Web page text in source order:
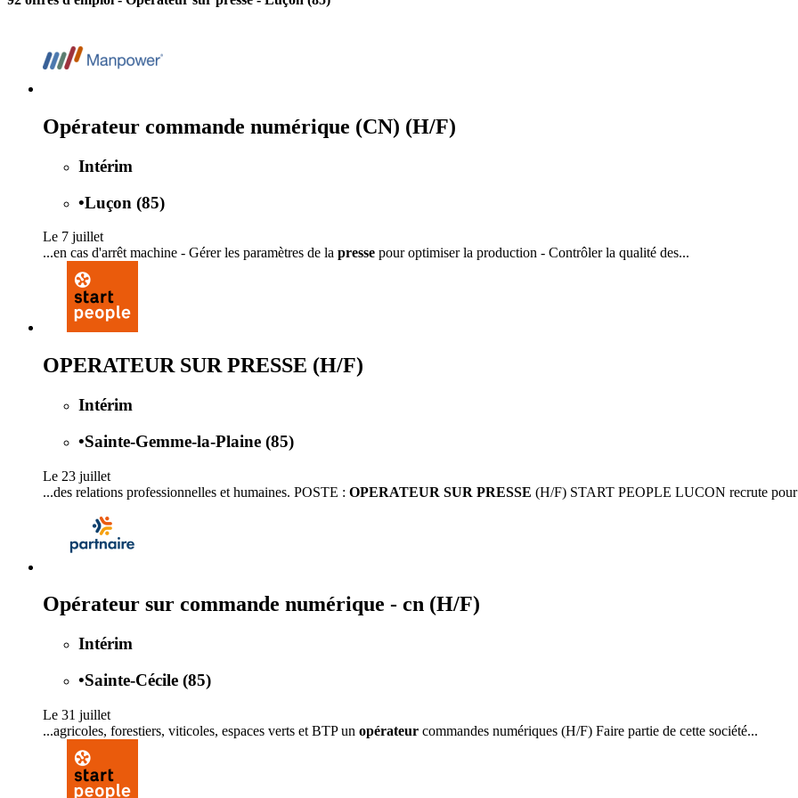
Opérateur commande numérique (CN) (H/F)
Intérim
•Luçon (85)
Le 7 juillet
...en cas d'arrêt machine - Gérer les paramètres de la presse pour optimiser la production - Contrôler la qualité des...
OPERATEUR SUR PRESSE (H/F)
Intérim
•Sainte-Gemme-la-Plaine (85)
Le 23 juillet
...des relations professionnelles et humaines. POSTE : OPERATEUR SUR PRESSE (H/F) START PEOPLE LUCON recrute pour
Opérateur sur commande numérique - cn (H/F)
Intérim
•Sainte-Cécile (85)
Le 31 juillet
...agricoles, forestiers, viticoles, espaces verts et BTP un opérateur commandes numériques (H/F) Faire partie de cette société...